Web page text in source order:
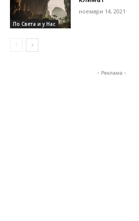
По Света и у Нас
ноември 14, 2021
- Реклама -